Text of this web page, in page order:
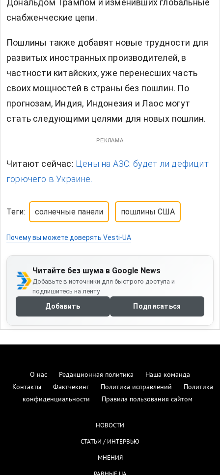
Дональдом Трампом и изменивших глобальные
снабженческие цепи.
Пошлины также добавят новые трудности для
развитых иностранных производителей, в
частности китайских, уже перенесших часть
своих мощностей в страны без пошлин. По
прогнозам, Индия, Индонезия и Лаос могут
стать следующими целями для новых пошлин.
РЕКЛАМА
Читают сейчас: Цены на АЗС: будет ли дефицит
горючего в Украине.
Теги: солнечные панели пошлины США
Почему вы можете доверять Vesti-UA
Читайте без шума в Google News
Добавьте в источники для быстрого доступа и
подпишитесь на ленту
Добавить Подписаться
О нас Редакционная политика
Наша команда
Контакты
Фактчекинг Политика исправлений
Политика
конфиденциальности
Правила пользования сайтом
НОВОСТИ
СТАТЬИ / ИНТЕРВЬЮ
МНЕНИЯ